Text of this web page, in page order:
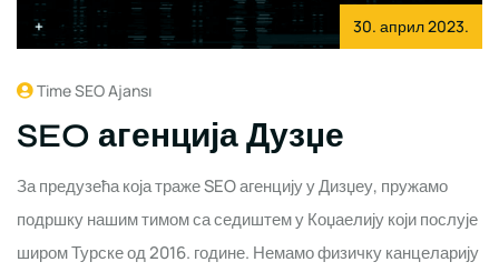
30. април 2023.
Time SEO Ajansı
SEO агенција Дузџе
За предузећа која траже SEO агенцију у Дизџеу, пружамо
подршку нашим тимом са седиштем у Коџаелију који послује
широм Турске од 2016. године. Немамо физичку канцеларију